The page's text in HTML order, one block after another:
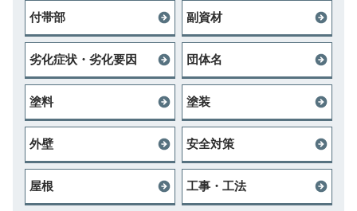
付帯部 副資材
劣化症状・劣化要因 団体名
塗料 塗装
外壁 安全対策
屋根 工事・工法